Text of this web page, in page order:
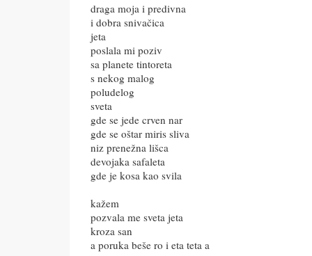
draga moja i predivna
i dobra snivačica
jeta
poslala mi poziv
sa planete tintoreta
s nekog malog
poludelog
sveta
gde se jede crven nar
gde se oštar miris sliva
niz prenežna lišca
devojaka safaleta
gde je kosa kao svila
kažem
pozvala me sveta jeta
kroza san
a poruka beše ro i eta teta a